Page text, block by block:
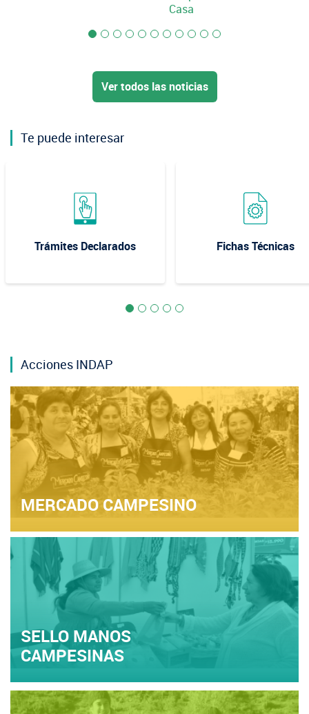
Casa
Ver todos las noticias
Te puede interesar
Trámites Declarados Fichas Técnicas
Acciones INDAP
MERCADO CAMPESINO
SELLO MANOS
CAMPESINAS